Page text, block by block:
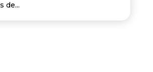
de...